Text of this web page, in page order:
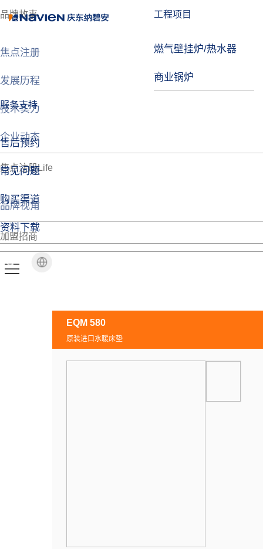
工程项目
燃气壁挂炉/热水器
商业锅炉
服务支持
售后预约
常见问题
购买渠道
资料下载
品牌故事
焦点注册
发展历程
技术实力
企业动态
焦点注册Life
品牌视角
加盟招商
EQM 580
原装进口水暖床垫